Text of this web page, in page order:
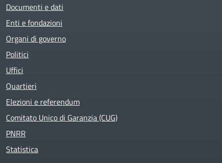
Documenti e dati
Enti e fondazioni
Organi di governo
Politici
Uffici
Quartieri
Elezioni e referendum
Comitato Unico di Garanzia (CUG)
PNRR
Statistica